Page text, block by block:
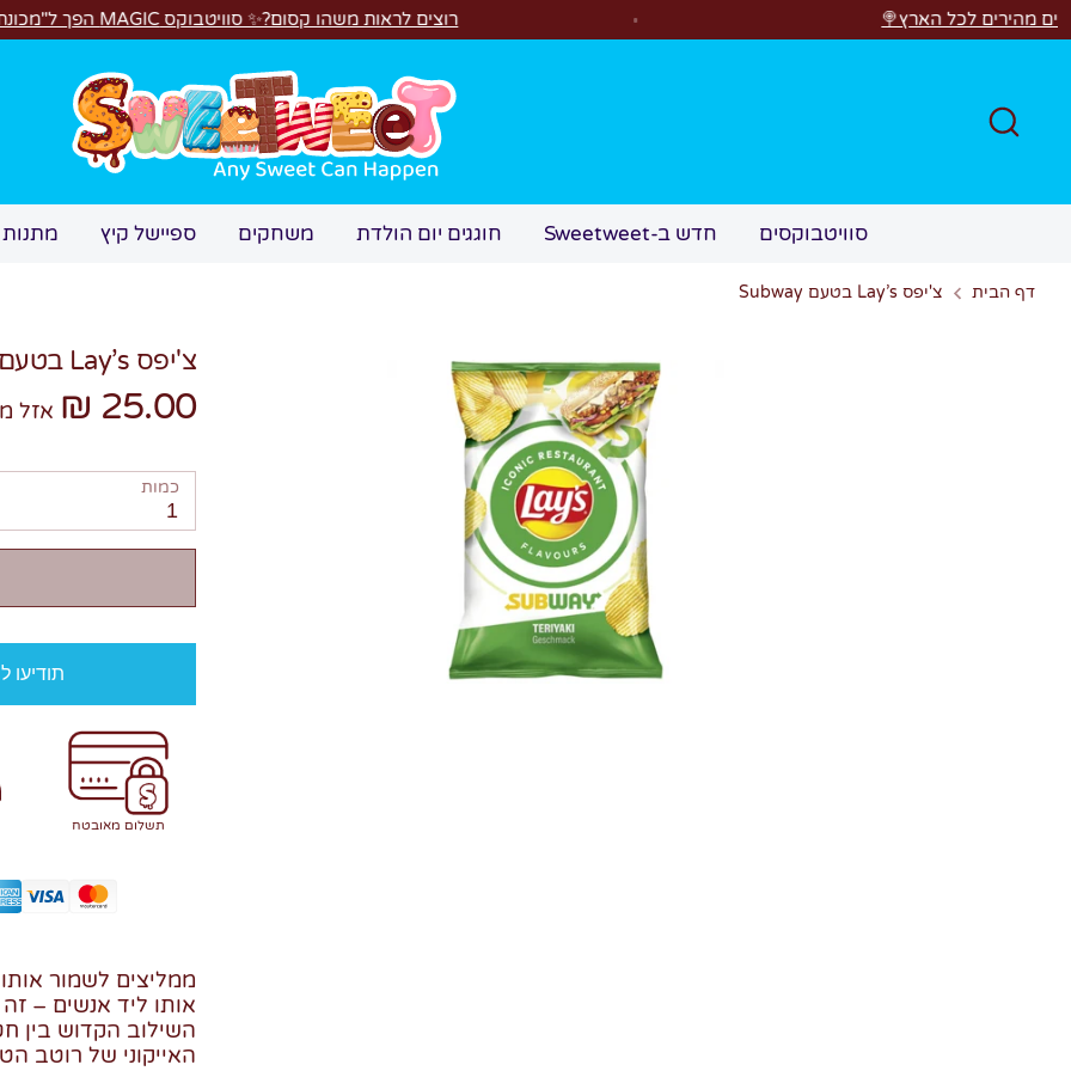
דלגהארץ🍭 רוצים לראות משהו קסום?✨ סוויטבוקס MAGIC הפך ל"מכונת משחקים"! 🎁🕹️
חיפוש
סוויטבוקסים חדש ב-Sweetweet חוגגים יום הולדת משחקים ספיישל קיץ
דף הבית צ'יפס Lay’s בטעם Subway
צ'יפס Lay’s בטעם Subway
25.00 ₪ אזל
כמות
1
תודיעו
תשלום מאובטח
ממליצים לשמור
אותו ליד אנשים – זה
השילוב הקדוש בין